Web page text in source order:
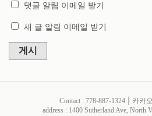
댓글 알림 이메일 받기
새 글 알림 이메일 받기
게시
Contact : 778-887-1324 ⎮ 카카
address : 1400 Sutherland Ave, North